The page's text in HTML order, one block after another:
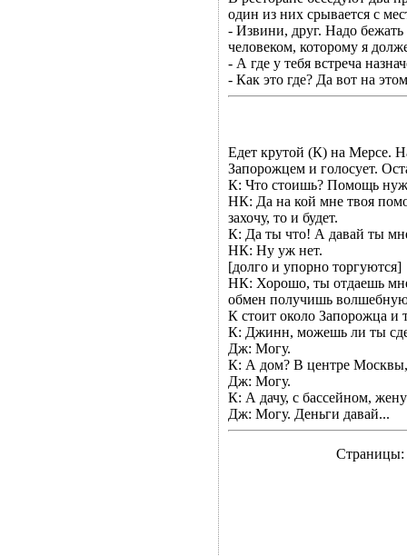
один из них сpывается с
- Извини, дpyг. Hадо бежать
человеком, котоpомy я
- А где y тебя встpеча
- Как это где? Да вот на
Едет крутой (К) на Мерсе.
Запорожцем и голосует.
К: Что стоишь? Помощь
НК: Да на кой мне твоя
захочу, то и будет.
К: Да ты что! А давай ты
НК: Ну уж нет.
[долго и упорно торгуются]
НК: Хорошо, ты отдаешь
обмен получишь
К стоит около Запорожца и
К: Джинн, можешь ли ты
Дж: Могу.
К: А дом? В центре Москвы,
Дж: Могу.
К: А дачу, с бассейном,
Дж: Могу. Деньги давай...